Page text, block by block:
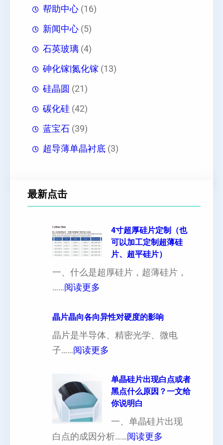
帮助中心 (16)
新闻中心 (5)
石英玻璃 (4)
砷化镓|氮化镓 (13)
硅晶圆 (21)
碳化硅 (42)
蓝宝石 (39)
超导薄单晶衬底 (3)
最新点击
4寸超厚硅片定制（也
可以加工定制超薄硅
片、超平硅片）
一、什么是超厚硅片，超薄硅片，
……阅读更多
寸
超
厚
也
晶片晶向各向异性对硬度的影响
晶片是半导体、精密光学、微电
子……阅读更多
片
晶
向
各
向
单晶硅片出现白点或者
黑点什么原因？一文给
你说明白
一、单晶硅片出现
白点的成因分析……阅读更多